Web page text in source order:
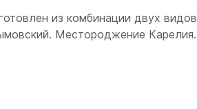
из комбинации двух видов
Местороджение Карелия.